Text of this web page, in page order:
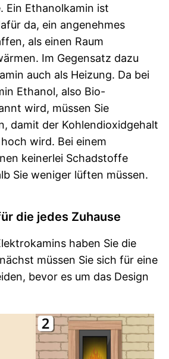
Ein Ethanolkamin ist
da, ein angenehmes
als einen Raum
Im Gegensatz dazu
auch als Heizung. Da bei
Ethanol, also Bio-
wird, müssen Sie
damit der Kohlendioxidgehalt
wird. Bei einem
keinerlei Schadstoffe
Sie weniger lüften müssen.
die jedes Zuhause
haben Sie die
müssen Sie sich für eine
bevor es um das Design